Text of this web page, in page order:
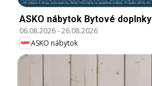
ASKO nábytok Bytové doplnky
06.08.2026-26.08.2026
ASKO nábytok